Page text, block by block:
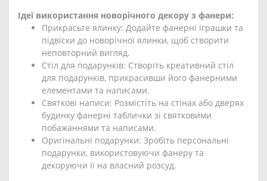
Ідеї використання новорічного декору з фанери:
Прикрасьте ялинку: Додайте фанерні іграшки та
підвіски до новорічної ялинки, щоб створити
неповторний вигляд.
Стіл для подарунків: Створіть креативний стіл
для подарунків, прикрасивши його фанерними
елементами та написами.
Святкові написи: Розмістіть на стінах або дверях
будинку фанерні таблички зі святковими
побажаннями та написами.
Оригінальні подарунки: Зробіть персональні
подарунки, використовуючи фанеру та
декоруючи її на власний розсуд.